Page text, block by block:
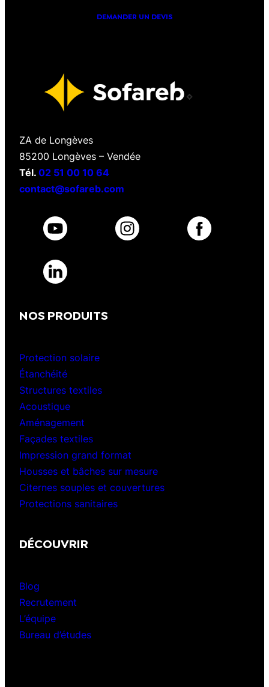
DEMANDER UN DEVIS
ZA de Longèves
85200 Longèves – Vendée
Tél. 02 51 00 10 64
contact@sofareb.com
NOS PRODUITS
Protection solaire
Étanchéité
Structures textiles
Acoustique
Aménagement
Façades textiles
Impression grand format
Housses et bâches sur mesure
Citernes souples et couvertures
Protections sanitaires
DÉCOUVRIR
Blog
Recrutement
L’équipe
Bureau d’études